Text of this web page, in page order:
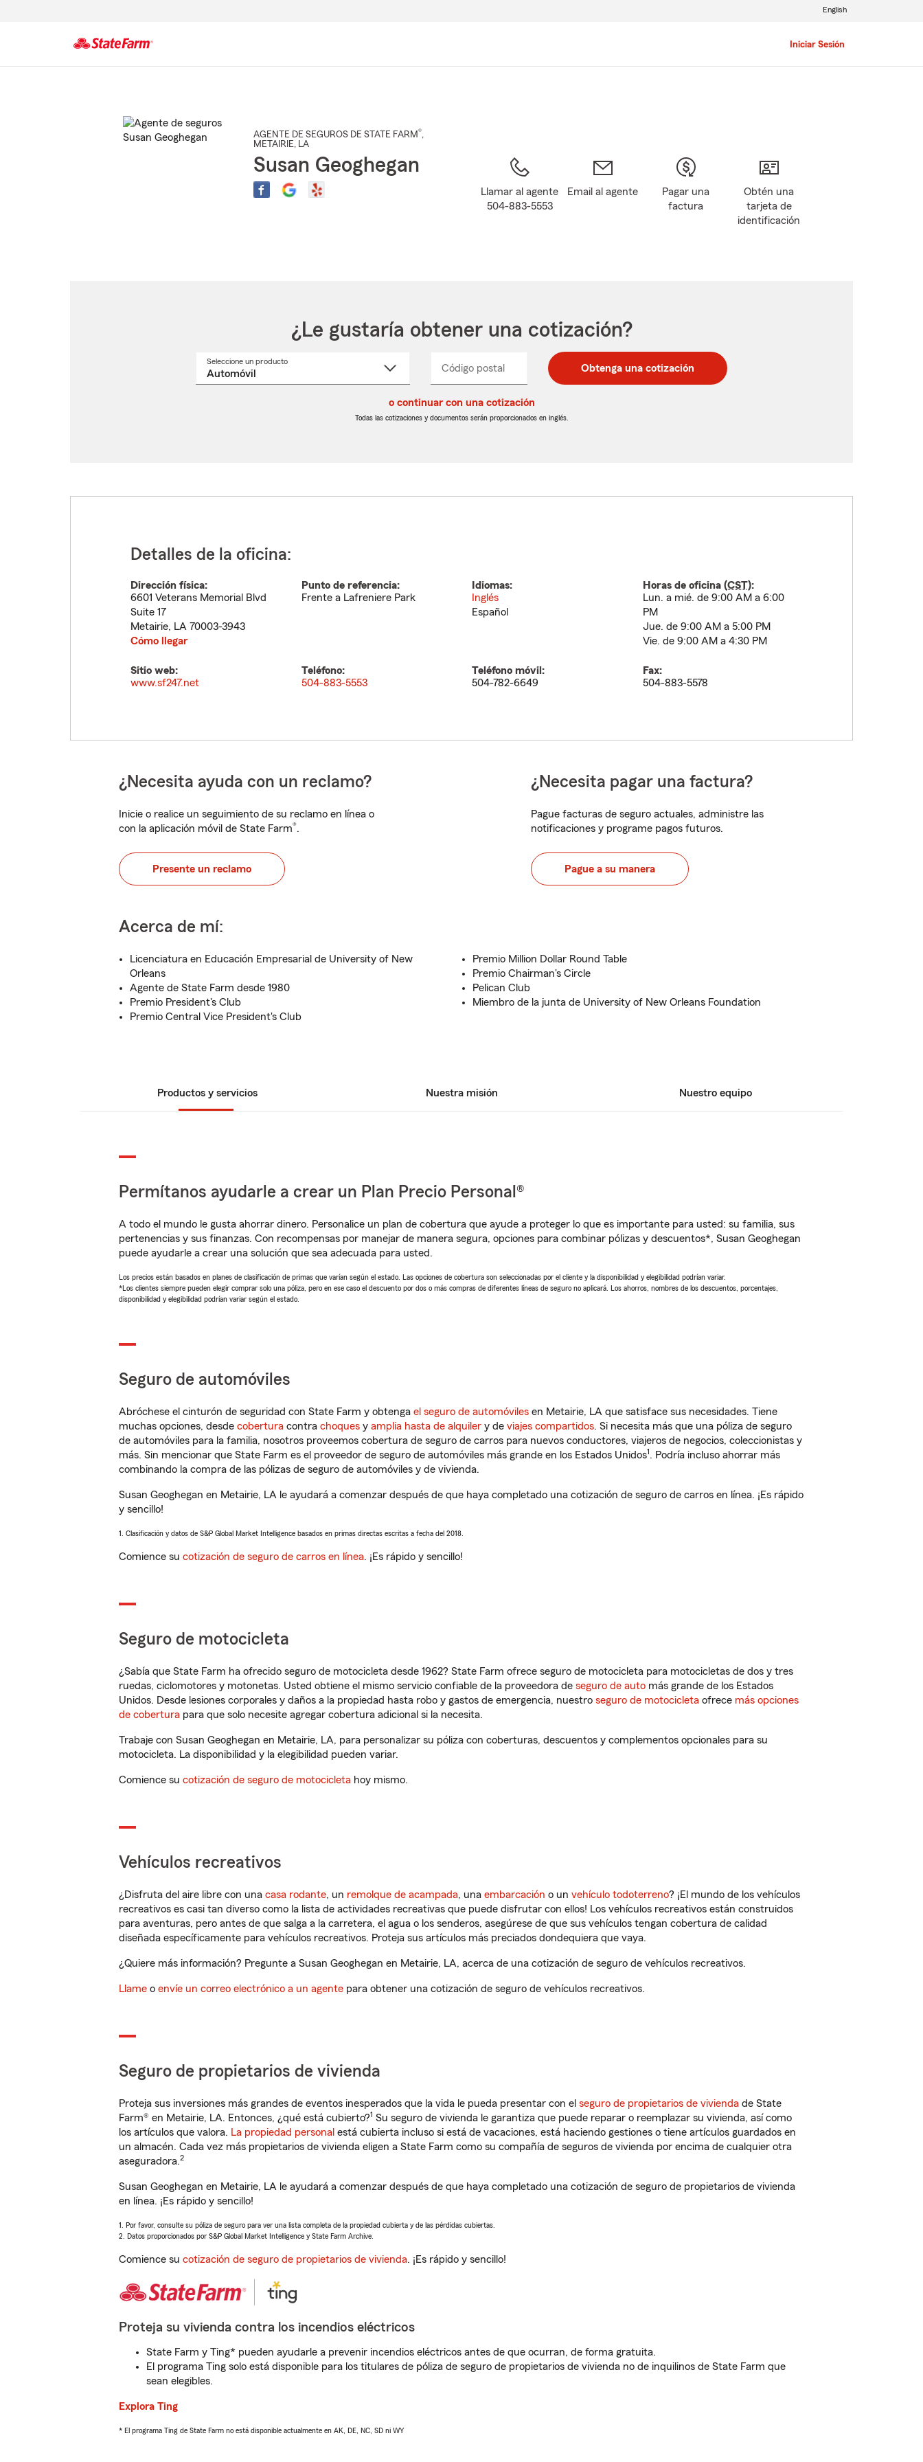
Iniciar Sesión
English
AGENTE DE SEGUROS DE STATE FARM®,
METAIRIE, LA
Susan Geoghegan
Llamar al agente
504-883-5553
Email al agente
Pagar una
factura
Obtén una
tarjeta de
identificación
¿Le gustaría obtener una cotización?
Seleccione un productoSeleccione
Código postal
postal
de
postal
de
_____ Obtenga una cotización
o continuar con una cotización
Todas las cotizaciones y documentos serán proporcionados en inglés.
Detalles de la oficina:
Dirección física:
6601 Veterans Memorial Blvd
Suite 17
Metairie, LA 70003-3943
Cómo llegar
Punto de referencia:
Frente a Lafreniere Park
Idiomas:
Inglés
Español
Horas de oficina (CST):
Lun. a mié. de 9:00 AM a 6:00
PM
Jue. de 9:00 AM a 5:00 PM
Vie. de 9:00 AM a 4:30 PM
Sitio web:
www.sf247.net
Teléfono:
504-883-5553
Teléfono móvil:
504-782-6649
Fax:
504-883-5578
¿Necesita ayuda con un reclamo?
Inicie o realice un seguimiento de su reclamo en línea o
con la aplicación móvil de State Farm®.
Presente un reclamo
¿Necesita pagar una factura?
Pague facturas de seguro actuales, administre las
notificaciones y programe pagos futuros.
Pague a su manera
Acerca de mí:
Licenciatura en Educación Empresarial de University of New
Orleans
Agente de State Farm desde 1980
Premio President's Club
Premio Central Vice President's Club
Premio Million Dollar Round Table
Premio Chairman's Circle
Pelican Club
Miembro de la junta de University of New Orleans Foundation
Productos y servicios Nuestra misión Nuestro equipo
Permítanos ayudarle a crear un Plan Precio Personal®
A todo el mundo le gusta ahorrar dinero. Personalice un plan de cobertura que ayude a proteger lo que es importante para usted: su familia, sus
pertenencias y sus finanzas. Con recompensas por manejar de manera segura, opciones para combinar pólizas y descuentos*, Susan Geoghegan
puede ayudarle a crear una solución que sea adecuada para usted.
Los precios están basados en planes de clasificación de primas que varían según el estado. Las opciones de cobertura son seleccionadas por el cliente y la disponibilidad y elegibilidad podrían variar.
*Los clientes siempre pueden elegir comprar solo una póliza, pero en ese caso el descuento por dos o más compras de diferentes líneas de seguro no aplicará. Los ahorros, nombres de los descuentos, porcentajes,
disponibilidad y elegibilidad podrían variar según el estado.
Seguro de automóviles
Abróchese el cinturón de seguridad con State Farm y obtenga el seguro de automóviles en Metairie, LA que satisface sus necesidades. Tiene
muchas opciones, desde cobertura contra choques y amplia hasta de alquiler y de viajes compartidos. Si necesita más que una póliza de seguro
de automóviles para la familia, nosotros proveemos cobertura de seguro de carros para nuevos conductores, viajeros de negocios, coleccionistas y
más. Sin mencionar que State Farm es el proveedor de seguro de automóviles más grande en los Estados Unidos1. Podría incluso ahorrar más
combinando la compra de las pólizas de seguro de automóviles y de vivienda.
Susan Geoghegan en Metairie, LA le ayudará a comenzar después de que haya completado una cotización de seguro de carros en línea. ¡Es rápido
y sencillo!
1. Clasificación y datos de S&P Global Market Intelligence basados en primas directas escritas a fecha del 2018.
Comience su cotización de seguro de carros en línea. ¡Es rápido y sencillo!
Seguro de motocicleta
¿Sabía que State Farm ha ofrecido seguro de motocicleta desde 1962? State Farm ofrece seguro de motocicleta para motocicletas de dos y tres
ruedas, ciclomotores y motonetas. Usted obtiene el mismo servicio confiable de la proveedora de seguro de auto más grande de los Estados
Unidos. Desde lesiones corporales y daños a la propiedad hasta robo y gastos de emergencia, nuestro seguro de motocicleta ofrece más opciones
de cobertura para que solo necesite agregar cobertura adicional si la necesita.
Trabaje con Susan Geoghegan en Metairie, LA, para personalizar su póliza con coberturas, descuentos y complementos opcionales para su
motocicleta. La disponibilidad y la elegibilidad pueden variar.
Comience su cotización de seguro de motocicleta hoy mismo.
Vehículos recreativos
¿Disfruta del aire libre con una casa rodante, un remolque de acampada, una embarcación o un vehículo todoterreno? ¡El mundo de los vehículos
recreativos es casi tan diverso como la lista de actividades recreativas que puede disfrutar con ellos! Los vehículos recreativos están construidos
para aventuras, pero antes de que salga a la carretera, el agua o los senderos, asegúrese de que sus vehículos tengan cobertura de calidad
diseñada específicamente para vehículos recreativos. Proteja sus artículos más preciados dondequiera que vaya.
¿Quiere más información? Pregunte a Susan Geoghegan en Metairie, LA, acerca de una cotización de seguro de vehículos recreativos.
Llame o envíe un correo electrónico a un agente para obtener una cotización de seguro de vehículos recreativos.
Seguro de propietarios de vivienda
Proteja sus inversiones más grandes de eventos inesperados que la vida le pueda presentar con el seguro de propietarios de vivienda de State
Farm® en Metairie, LA. Entonces, ¿qué está cubierto?1 Su seguro de vivienda le garantiza que puede reparar o reemplazar su vivienda, así como
los artículos que valora. La propiedad personal está cubierta incluso si está de vacaciones, está haciendo gestiones o tiene artículos guardados en
un almacén. Cada vez más propietarios de vivienda eligen a State Farm como su compañía de seguros de vivienda por encima de cualquier otra
aseguradora.2
Susan Geoghegan en Metairie, LA le ayudará a comenzar después de que haya completado una cotización de seguro de propietarios de vivienda
en línea. ¡Es rápido y sencillo!
1. Por favor, consulte su póliza de seguro para ver una lista completa de la propiedad cubierta y de las pérdidas cubiertas.
2. Datos proporcionados por S&P Global Market Intelligence y State Farm Archive.
Comience su cotización de seguro de propietarios de vivienda. ¡Es rápido y sencillo!
Proteja su vivienda contra los incendios eléctricos
State Farm y Ting* pueden ayudarle a prevenir incendios eléctricos antes de que ocurran, de forma gratuita.
El programa Ting solo está disponible para los titulares de póliza de seguro de propietarios de vivienda no de inquilinos de State Farm que
sean elegibles.
Explora Ting
* El programa Ting de State Farm no está disponible actualmente en AK, DE, NC, SD ni WY